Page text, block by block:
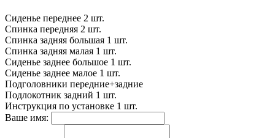
Сиденье переднее 2 шт.
Спинка передняя 2 шт.
Спинка задняя большая 1 шт.
Спинка задняя малая 1 шт.
Сиденье заднее большое 1 шт.
Сиденье заднее малое 1 шт.
Подголовники передние+задние
Подлокотник задний 1 шт.
Инструкция по установке 1 шт.
Ваше имя: